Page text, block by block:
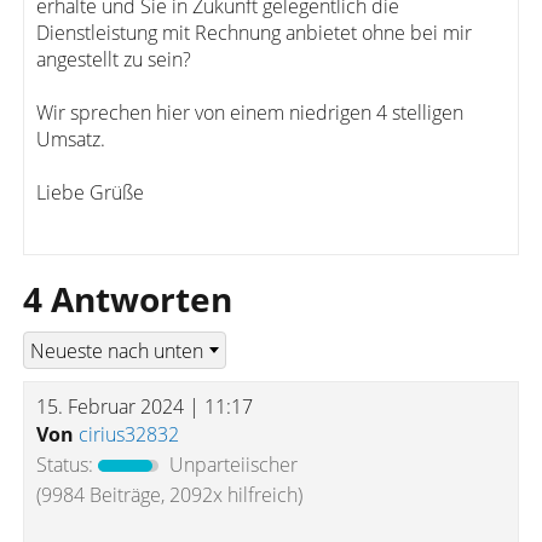
erhalte und Sie in Zukunft gelegentlich die
Dienstleistung mit Rechnung anbietet ohne bei mir
angestellt zu sein?
Wir sprechen hier von einem niedrigen 4 stelligen
Umsatz.
Liebe Grüße
4 Antworten
15. Februar 2024 | 11:17
Von cirius32832
Status:
Unparteiischer
(9984 Beiträge, 2092x hilfreich)